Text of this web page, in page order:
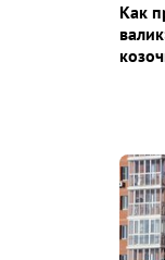
Как